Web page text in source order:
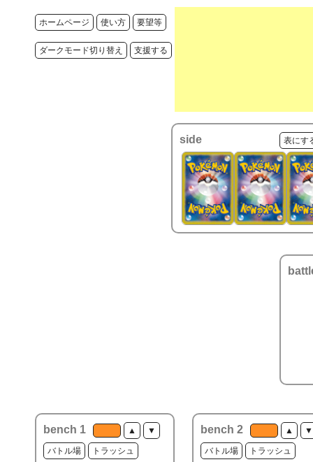
ホームページ 使い方 要望等
ダークモード切り替え 支援する
side 表にす
bench 1 ▲ ▼
バトル場 トラッシュ
bench 2 ▲ ▼
バトル場 トラッシュ